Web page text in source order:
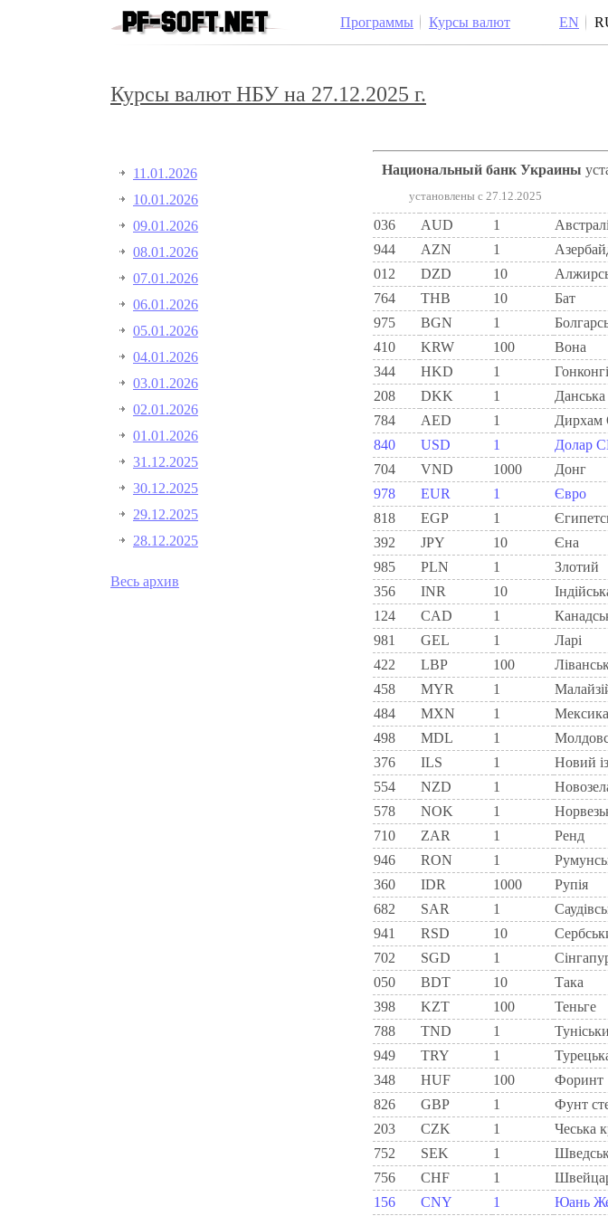
Программы Курсы валют EN
Курсы валют НБУ на 27.12.2025 г.
11.01.2026
10.01.2026
09.01.2026
08.01.2026
07.01.2026
06.01.2026
05.01.2026
04.01.2026
03.01.2026
02.01.2026
01.01.2026
31.12.2025
30.12.2025
29.12.2025
28.12.2025
Весь архив
Национальный банк Украины
установлены c 27.12.2025
036 AUD 1
944
AZN 1
012
DZD 10
764
THB 10 Бат
975
BGN 1
410
KRW 100 Вона
344
HKD 1
208
DKK 1
784
AED 1
840
USD 1 Долар
704
VND 1000 Донг
978
EUR 1 Євро
818
EGP 1
392
JPY 10 Єна
985
PLN 1 Злотий
356
INR 10
124
CAD 1
981
GEL 1 Ларi
422
LBP 100
458
MYR 1
484
MXN 1
498
MDL 1
376
ILS 1 Новий
554
NZD 1
578
NOK 1
710
ZAR 1 Ренд
946
RON 1
360
IDR 1000 Рупія
682
SAR 1
941
RSD 10
702
SGD 1
050
BDT 10 Така
398
KZT 100 Теньге
788
TND 1
949
TRY 1
348
HUF 100 Форинт
826
GBP 1 Фунт
203
CZK 1 Чеська
752
SEK 1
756
CHF 1
156
CNY 1 Юань